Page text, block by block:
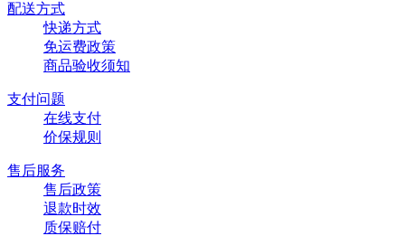
配送方式
快递方式
免运费政策
商品验收须知
支付问题
在线支付
价保规则
售后服务
售后政策
退款时效
质保赔付